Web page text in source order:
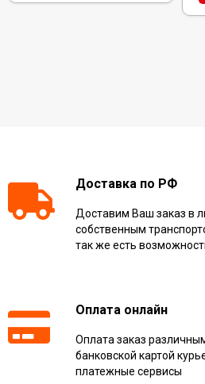
Доставка по РФ
Доставим Ваш заказ в
собственным
так же есть
Оплата онлайн
Оплата заказ
банковской картой
платежные сервисы